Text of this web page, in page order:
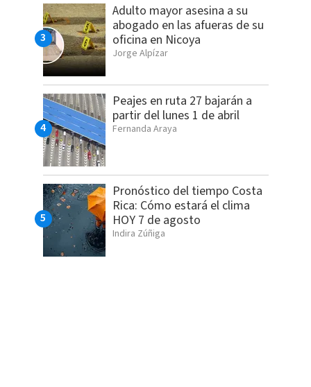
Adulto mayor asesina a su
abogado en las afueras de su
oficina en Nicoya
Jorge Alpízar
Peajes en ruta 27 bajarán a
partir del lunes 1 de abril
Fernanda Araya
Pronóstico del tiempo Costa
Rica: Cómo estará el clima
HOY 7 de agosto
Indira Zúñiga